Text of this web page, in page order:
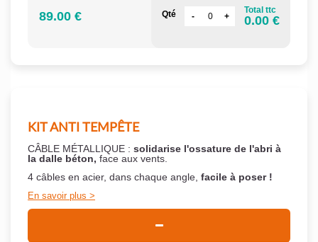
89.00 € Qté Total ttc
0.00 €
KIT ANTI TEMPÊTE
CÂBLE MÉTALLIQUE : solidarise l'ossature de l'abri à
la dalle béton, face aux vents.
4 câbles en acier, dans chaque angle, facile à poser !
En savoir plus